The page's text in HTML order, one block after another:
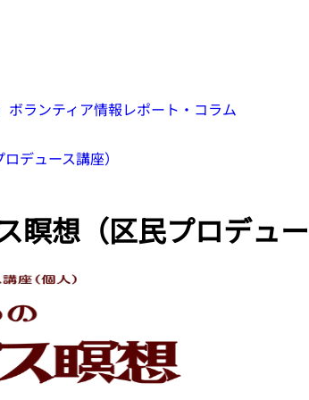
ボランティア情報レポート・コラム
デュース講座）
瞑想（区民プロデュ